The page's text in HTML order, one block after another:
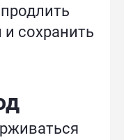
сохранить